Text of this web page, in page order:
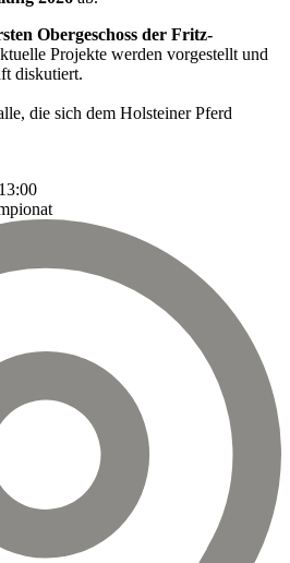
Obergeschoss der Fritz-
Projekte werden vorgestellt und
diskutiert.
die sich dem Holsteiner Pferd
13:00